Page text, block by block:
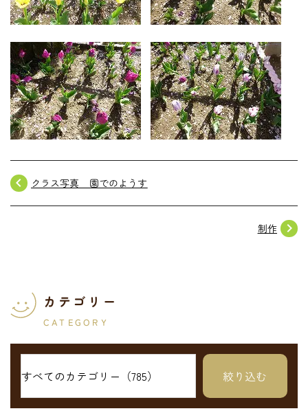
navigate_before クラス写真 園でのようす
navigate_next
制作
カテゴリー
CATEGORY